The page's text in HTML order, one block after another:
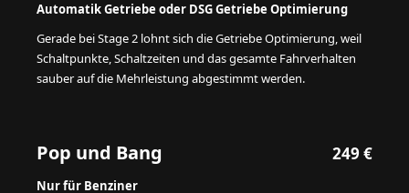
Automatik Getriebe oder DSG Getriebe Optimierung
Gerade bei Stage 2 lohnt sich die Getriebe Optimierung, weil
Schaltpunkte, Schaltzeiten und das gesamte Fahrverhalten
sauber auf die Mehrleistung abgestimmt werden.
Pop und Bang 249 €
Nur für Benziner